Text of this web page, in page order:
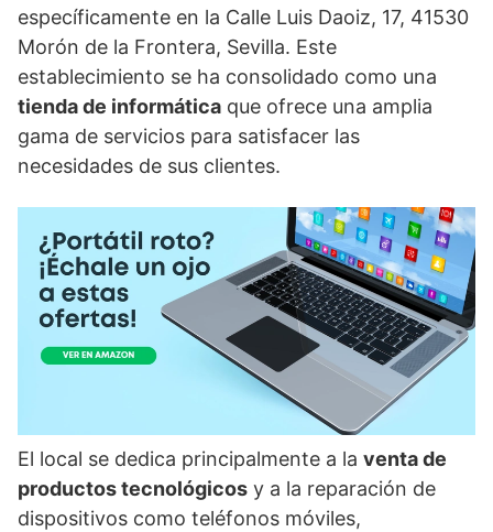
específicamente en la Calle Luis Daoiz, 17, 41530
Morón de la Frontera, Sevilla. Este
establecimiento se ha consolidado como una
tienda de informática que ofrece una amplia
gama de servicios para satisfacer las
necesidades de sus clientes.
El local se dedica principalmente a la venta de
productos tecnológicos y a la reparación de
dispositivos como teléfonos móviles,